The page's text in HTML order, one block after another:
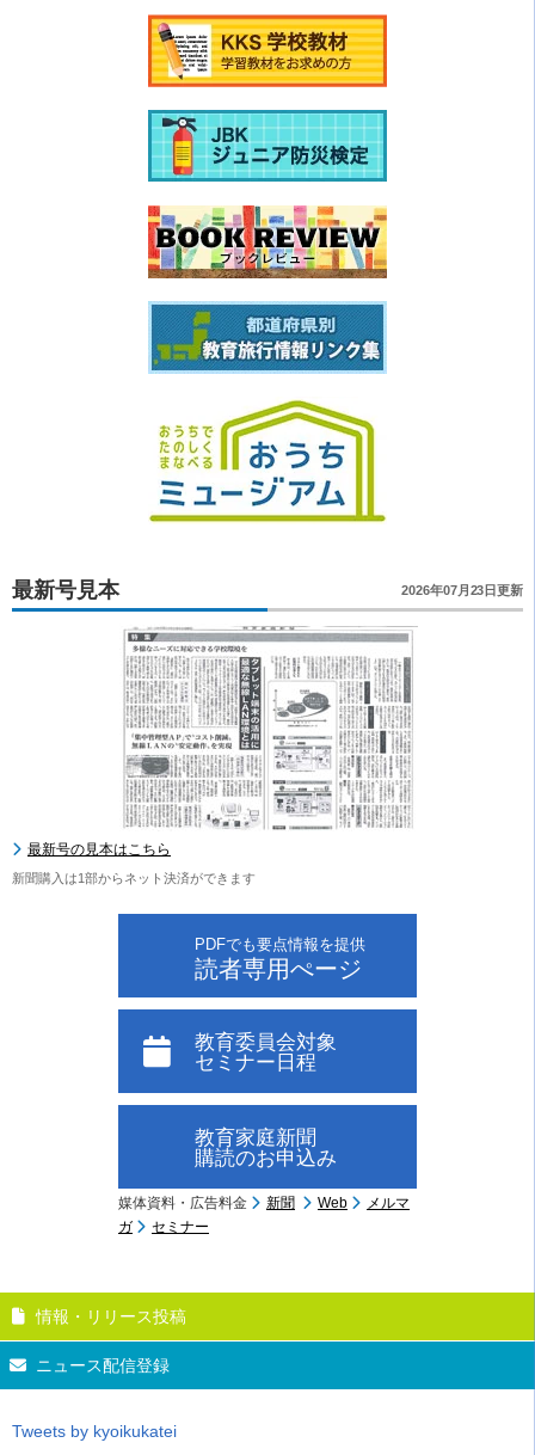
最新号見本 2026年07月23日更新
最新号の見本はこちら
新聞購入は1部からネット決済ができます
PDFでも要点情報を提供
読者専用ぺージ
教育委員会対象
セミナー日程
教育家庭新聞
購読のお申込み
媒体資料・広告料金 新聞 Web
メルマ
ガ
セミナー
情報・リリース投稿
ニュース配信登録
Tweets by kyoikukatei